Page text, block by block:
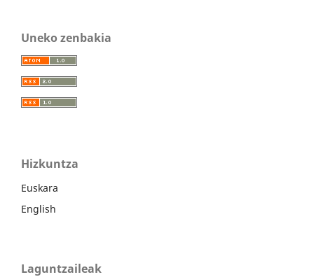
Uneko zenbakia
Hizkuntza
Euskara
English
Laguntzaileak